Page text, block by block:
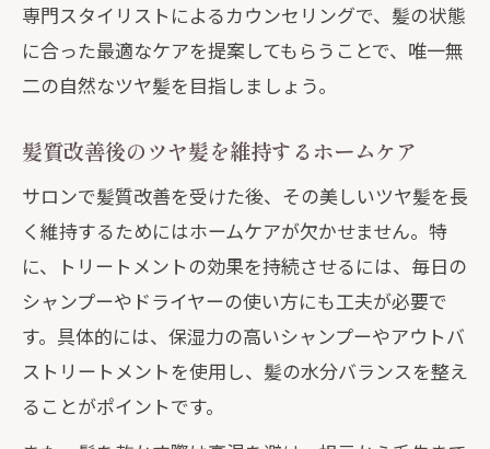
専門スタイリストによるカウンセリングで、髪の状態
に合った最適なケアを提案してもらうことで、唯一無
二の自然なツヤ髪を目指しましょう。
髪質改善後のツヤ髪を維持するホームケア
サロンで髪質改善を受けた後、その美しいツヤ髪を長
く維持するためにはホームケアが欠かせません。特
に、トリートメントの効果を持続させるには、毎日の
シャンプーやドライヤーの使い方にも工夫が必要で
す。具体的には、保湿力の高いシャンプーやアウトバ
ストリートメントを使用し、髪の水分バランスを整え
ることがポイントです。